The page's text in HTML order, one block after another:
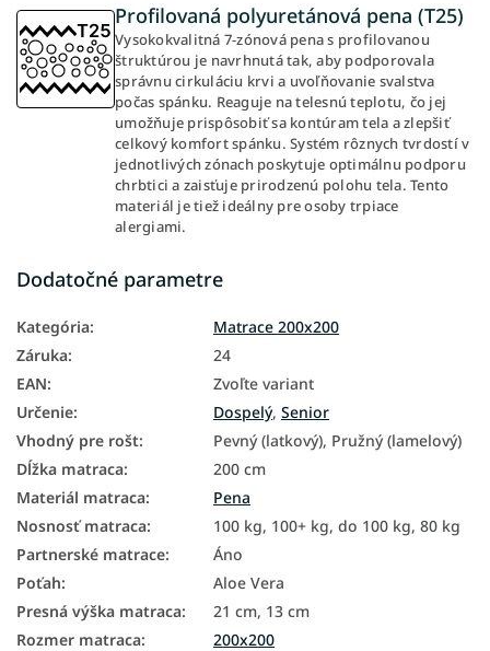
Profilovaná polyuretánová pena (T25)
Vysokokvalitná 7-zónová pena s profilovanou
štruktúrou je navrhnutá tak, aby podporovala
správnu cirkuláciu krvi a uvoľňovanie svalstva
počas spánku. Reaguje na telesnú teplotu, čo jej
umožňuje prispôsobiť sa kontúram tela a zlepšiť
celkový komfort spánku. Systém rôznych tvrdostí v
jednotlivých zónach poskytuje optimálnu podporu
chrbtici a zaisťuje prirodzenú polohu tela. Tento
materiál je tiež ideálny pre osoby trpiace
alergiami.
Dodatočné parametre
Kategória:
Matrace 200x200
Záruka:
24
EAN:
Zvoľte variant
Určenie: Dospelý, Senior
Vhodný pre rošt:
Pevný (latkový), Pružný (lamelový)
Dĺžka matraca:
200 cm
Materiál matraca:
Pena
Nosnosť matraca:
100 kg, 100+ kg, do 100 kg, 80 kg
Partnerské matrace:
Áno
Poťah:
Aloe Vera
Presná výška matraca:
21 cm, 13 cm
Rozmer matraca:
200x200